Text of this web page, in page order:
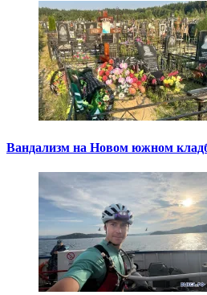
Вандализм на Новом южном